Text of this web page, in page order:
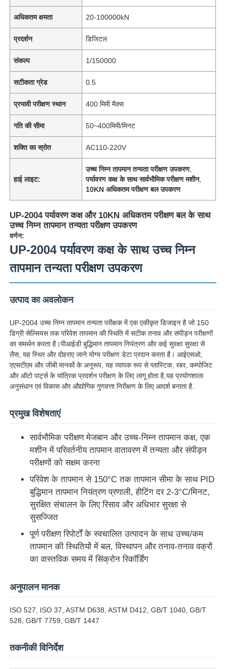
होम
उत्पाद
हमारे बारे में
गुणवत्ता नियंत्रण
हमसे संपर्क करें
अधिकतम क्षमता 20-100000kN
प्रदर्शन डिजिटल
संकल्प 1/150000
सटीकता ग्रेड 0.5
प्रभावी परीक्षण स्थान 400 मिमी मैक्स
गति की सीमा 50~400मिमी/मिनट
शक्ति का स्रोत AC110-220V
हाई लाइट:
उच्च निम्न तापमान तन्यता परीक्षण उपकरण,
पर्यावरण कक्ष के साथ सार्वभौमिक परीक्षण मशीन,
10KN अधिकतम परीक्षण बल उपकरण
UP-2004 पर्यावरण कक्ष और 10KN अधिकतम परीक्षण बल के साथ
उच्च निम्न तापमान तन्यता परीक्षण उपकरण
वर्णन:
UP-2004 पर्यावरण कक्ष के साथ उच्च निम्न
तापमान तन्यता परीक्षण उपकरण
उत्पाद का अवलोकन
UP-2004 उच्च निम्न तापमान तन्यता परीक्षक में एक एकीकृत डिजाइन है जो 150
डिग्री सेल्सियस तक परिवेश तापमान की स्थिति में सटीक तनाव और संपीड़न परीक्षणों
का समर्थन करता है।पीआईडी बुद्धिमान तापमान नियंत्रण और कई सुरक्षा सुरक्षा से
लैस, यह स्थिर और दोहराए जाने योग्य परीक्षण डेटा प्रदान करता है। आईएसओ,
एएसटीएम और जीबी मानकों के अनुरूप, यह व्यापक रूप से प्लास्टिक, रबर, कम्पोजिट
और ऑटो पार्ट्स के यांत्रिक प्रदर्शन परीक्षण के लिए लागू होता है,यह प्रयोगशाला
अनुसंधान एवं विकास और औद्योगिक गुणवत्ता निरीक्षण के लिए आदर्श बनाता है.
प्रमुख विशेषताएं
सार्वभौमिक परीक्षण मेजबान और उच्च-निम्न तापमान कक्ष, एक
मशीन में परिवर्तनीय तापमान वातावरण में तन्यता और संपीड़न
परीक्षणों को सक्षम करना
परिवेश के तापमान से 150°C तक तापमान सीमा के साथ PID
बुद्धिमान तापमान नियंत्रण प्रणाली, हीटिंग दर 2-3°C/मिनट,
सुरक्षित संचालन के लिए रिसाव और अधिभार सुरक्षा से
सुसज्जित
पूर्ण परीक्षण रिपोर्टों के स्वचालित उत्पादन के साथ उच्च/कम
तापमान की स्थितियों में बल, विस्थापन और तनाव-तनाव वक्रों
का वास्तविक समय में सिंक्रोन रिकॉर्डिंग
अनुपालन मानक
ISO 527, ISO 37, ASTM D638, ASTM D412, GB/T 1040, GB/T
528, GB/T 7759, GB/T 1447
तकनीकी विनिर्देश